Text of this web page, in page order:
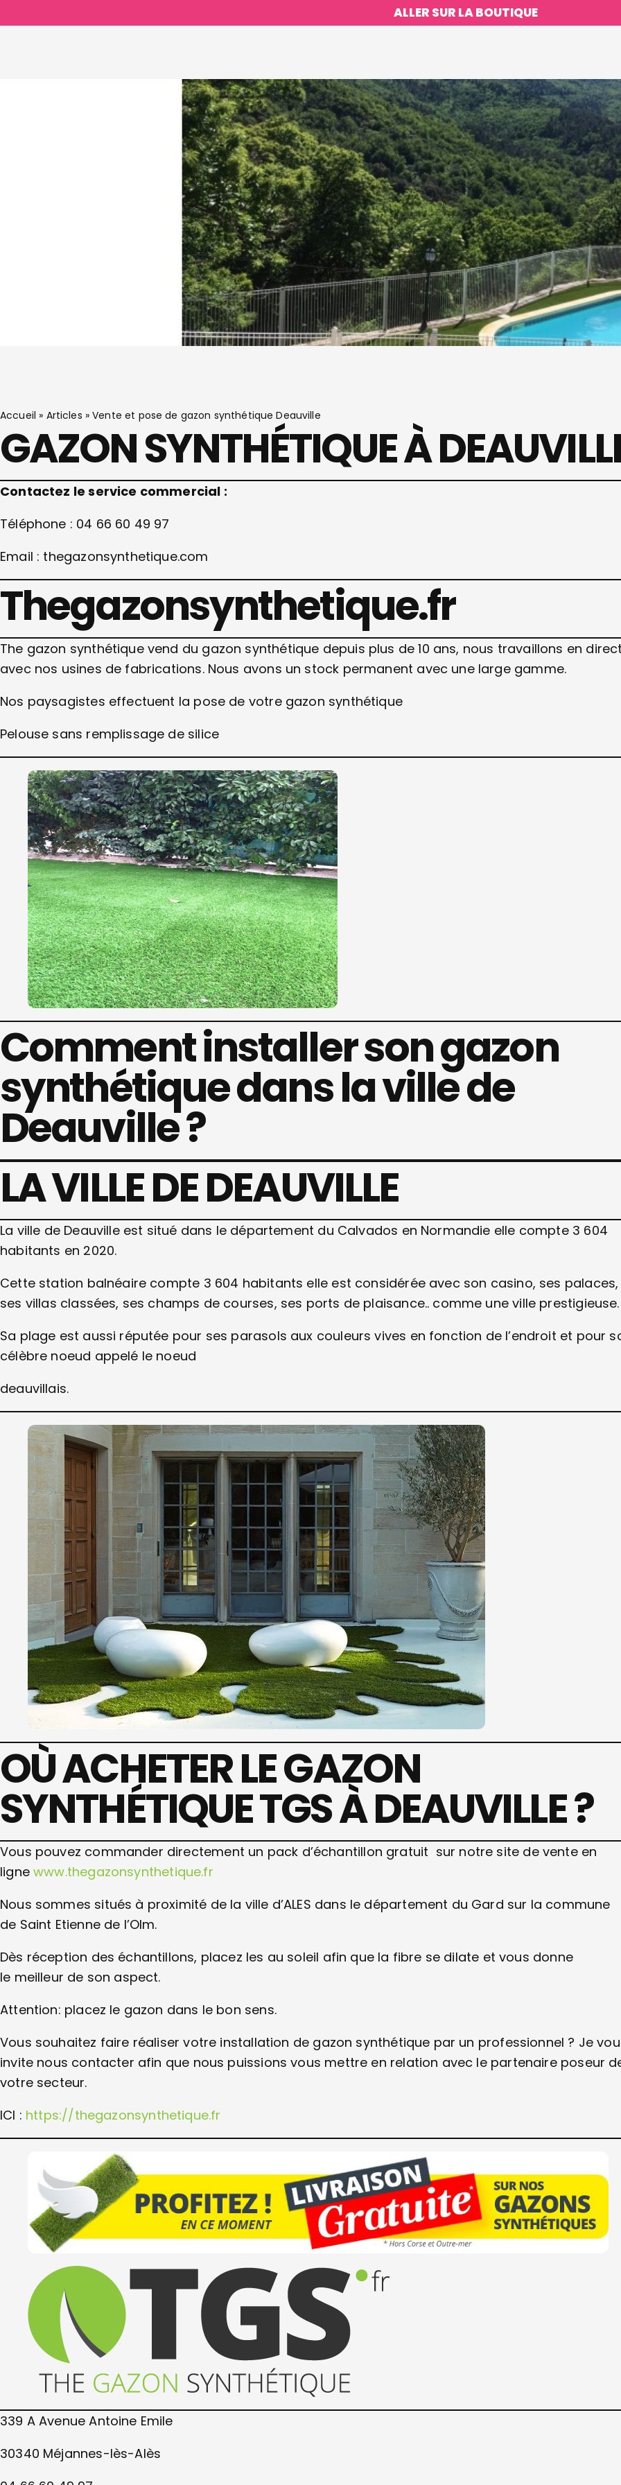
ALLER SUR LA BOUTIQUE
Accueil » Articles »Vente et pose de gazon synthétique Deauville
GAZON SYNTHÉTIQUE À
Contactez le service commercial :
Téléphone : 04 66 60 49 97
Email : thegazonsynthetique.com
Thegazonsynthetique.fr
The gazon synthétique vend du gazon synthétique depuis plus de 10 ans, nous travaillons en
avec nos usines de fabrications. Nous avons un stock permanent avec une large gamme.
Nos paysagistes effectuent la pose de votre gazon synthétique
Pelouse sans remplissage de silice
Comment installer son gazon
synthétique dans la ville de
Deauville ?
LA VILLE DE DEAUVILLE
La ville de Deauville est situé dans le département du Calvados en Normandie elle compte 3 604
habitants en 2020.
Cette station balnéaire compte 3 604 habitants elle est considérée avec son casino, ses palaces,
ses villas classées, ses champs de courses, ses ports de plaisance.. comme une ville prestigieuse.
Sa plage est aussi réputée pour ses parasols aux couleurs vives en fonction de l’endroit et pour
célèbre noeud appelé le noeud
deauvillais.
OÙ ACHETER LE GAZON
SYNTHÉTIQUE TGS À DEAUVILLE ?
Vous pouvez commander directement un pack d’échantillon gratuit sur notre site de vente en
lignewww.thegazonsynthetique.fr
Nous sommes situés à proximité de la ville d’ALES dans le département du Gard sur la commune
de Saint Etienne de l’Olm.
Dès réception des échantillons, placez les au soleil afin que la fibre se dilate et vous donne
le meilleur de son aspect.
Attention: placez le gazon dans le bon sens.
Vous souhaitez faire réaliser votre installation de gazon synthétique par un professionnel ? Je
invite nous contacter afin que nous puissions vous mettre en relation avec le partenaire poseur
votre secteur.
ICI : https://thegazonsynthetique.fr
339 A Avenue Antoine Emile
30340 Méjannes-lès-Alès